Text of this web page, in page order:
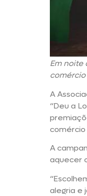
Em noite
A
“Deu a
comércio
A
aquecer
alegria e